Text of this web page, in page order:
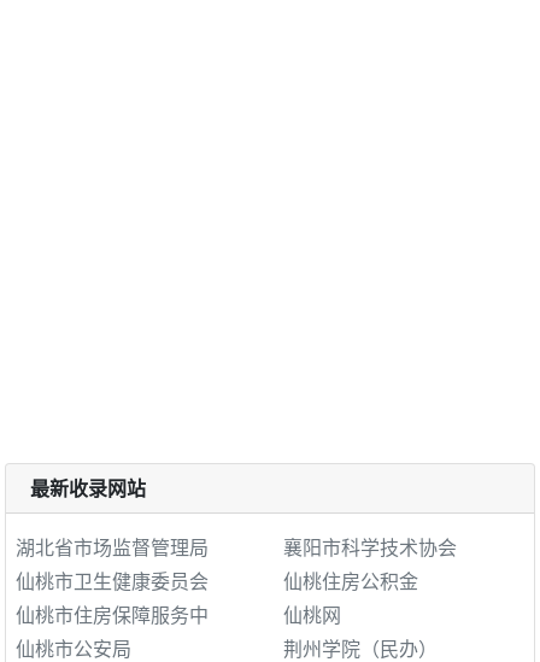
最新收录网站
湖北省市场监督管理局
襄阳市科学技术协会
仙桃市卫生健康委员会
仙桃住房公积金
仙桃市住房保障服务中
仙桃网
仙桃市公安局
荆州学院（民办）